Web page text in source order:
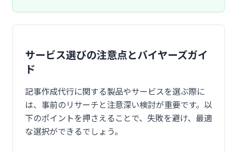
サービス選びの注意点とバイヤーズガイ
ド
記事作成代行に関する製品やサービスを選ぶ際に
は、事前のリサーチと注意深い検討が重要です。以
下のポイントを押さえることで、失敗を避け、最適
な選択ができるでしょう。